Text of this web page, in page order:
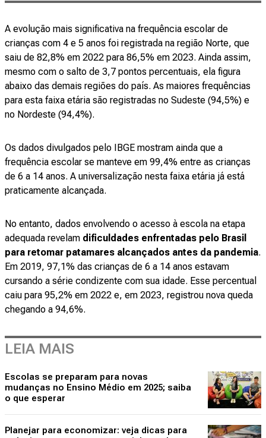
A evolução mais significativa na frequência escolar de
crianças com 4 e 5 anos foi registrada na região Norte, que
saiu de 82,8% em 2022 para 86,5% em 2023. Ainda assim,
mesmo com o salto de 3,7 pontos percentuais, ela figura
abaixo das demais regiões do país. As maiores frequências
para esta faixa etária são registradas no Sudeste (94,5%) e
no Nordeste (94,4%).
Os dados divulgados pelo IBGE mostram ainda que a
frequência escolar se manteve em 99,4% entre as crianças
de 6 a 14 anos. A universalização nesta faixa etária já está
praticamente alcançada.
No entanto, dados envolvendo o acesso à escola na etapa
adequada revelam dificuldades enfrentadas pelo Brasil
para retomar patamares alcançados antes da pandemia.
Em 2019, 97,1% das crianças de 6 a 14 anos estavam
cursando a série condizente com sua idade. Esse percentual
caiu para 95,2% em 2022 e, em 2023, registrou nova queda
chegando a 94,6%.
LEIA MAIS
Escolas se preparam para novas
mudanças no Ensino Médio em 2025; saiba
o que esperar
Planejar para economizar: veja dicas para